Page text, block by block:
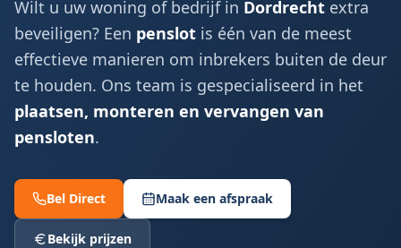
Wilt u uw woning of bedrijf in Dordrecht extra
beveiligen? Een penslot is één van de meest
effectieve manieren om inbrekers buiten de deur
te houden. Ons team is gespecialiseerd in het
plaatsen, monteren en vervangen van
pensloten.
Bel Direct Maak een afspraak
Bekijk prijzen